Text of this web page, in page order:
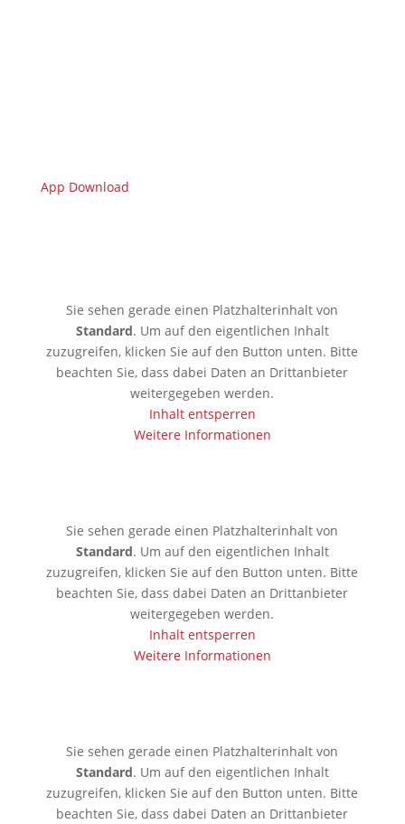
App Download
Sie sehen gerade einen Platzhalterinhalt von
Standard. Um auf den eigentlichen Inhalt
zuzugreifen, klicken Sie auf den Button unten. Bitte
beachten Sie, dass dabei Daten an Drittanbieter
weitergegeben werden.
Inhalt entsperren
Weitere Informationen
Sie sehen gerade einen Platzhalterinhalt von
Standard. Um auf den eigentlichen Inhalt
zuzugreifen, klicken Sie auf den Button unten. Bitte
beachten Sie, dass dabei Daten an Drittanbieter
weitergegeben werden.
Inhalt entsperren
Weitere Informationen
Sie sehen gerade einen Platzhalterinhalt von
Standard. Um auf den eigentlichen Inhalt
zuzugreifen, klicken Sie auf den Button unten. Bitte
beachten Sie, dass dabei Daten an Drittanbieter